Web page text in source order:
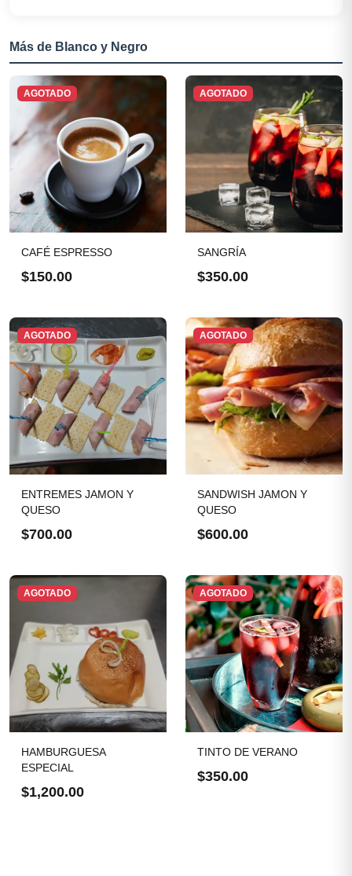
Más de Blanco y Negro
AGOTADO
CAFÉ ESPRESSO
$150.00
AGOTADO
SANGRÍA
$350.00
AGOTADO
ENTREMES JAMON Y
QUESO
$700.00
AGOTADO
SANDWISH JAMON Y
QUESO
$600.00
AGOTADO
HAMBURGUESA
ESPECIAL
$1,200.00
AGOTADO
TINTO DE VERANO
$350.00